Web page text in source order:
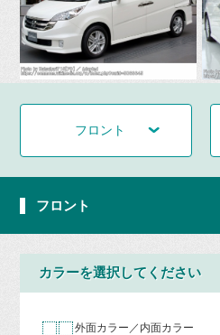
フロント
フロント
カラーを選択してください
外面カラー／内面カラー